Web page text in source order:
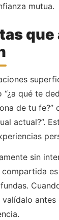
mutua.
que
qué te
de tu fe?”
actual?”.
sin
valídalo